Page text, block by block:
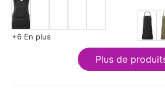
+6 En plus
Plus de